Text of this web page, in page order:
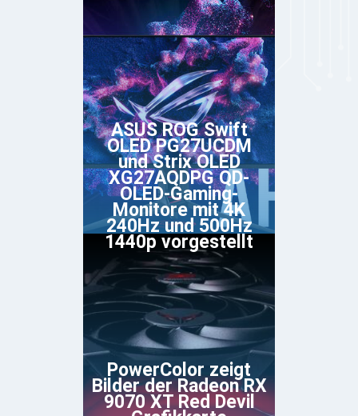
ASUS ROG Swift
OLED PG27UCDM
und Strix OLED
XG27AQDPG QD-
OLED-Gaming-
Monitore mit 4K
240Hz und 500Hz
1440p vorgestellt
PowerColor zeigt
Bilder der Radeon RX
9070 XT Red Devil